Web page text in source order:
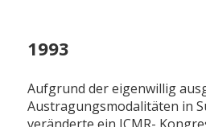
1993
Aufgrund der eigenwillig
Austragungsmodalitäten in